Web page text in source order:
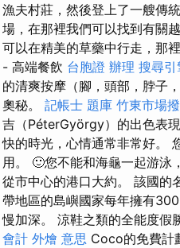
漁夫村莊，然後登上了一艘傳
場，在那裡我們可以找到有關
可以在精美的草藥中行走，那
- 高端餐飲 台胞證 辦理 搜尋引
的清爽按摩（腳，頭部，脖子
奧秘。 記帳士 題庫 竹東市場
吉（PéterGyörgy）的出色表
快的時光，心情通常非常好。
用。 🙂您不能和海龜一起游泳
從市中心的港口大約。 該國的
帶地區的島嶼國家每年擁有
慢加深。 涼鞋之類的全能度
會計 外燴 意思 Coco的免費計